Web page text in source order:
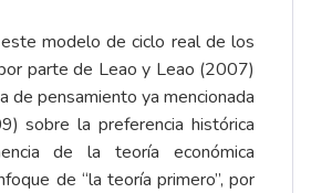
modelo de ciclo real de los
parte de Leao y Leao (2007)
de pensamiento ya mencionada
sobre la preferencia histórica
de la teoría económica
de “la teoría primero”, por